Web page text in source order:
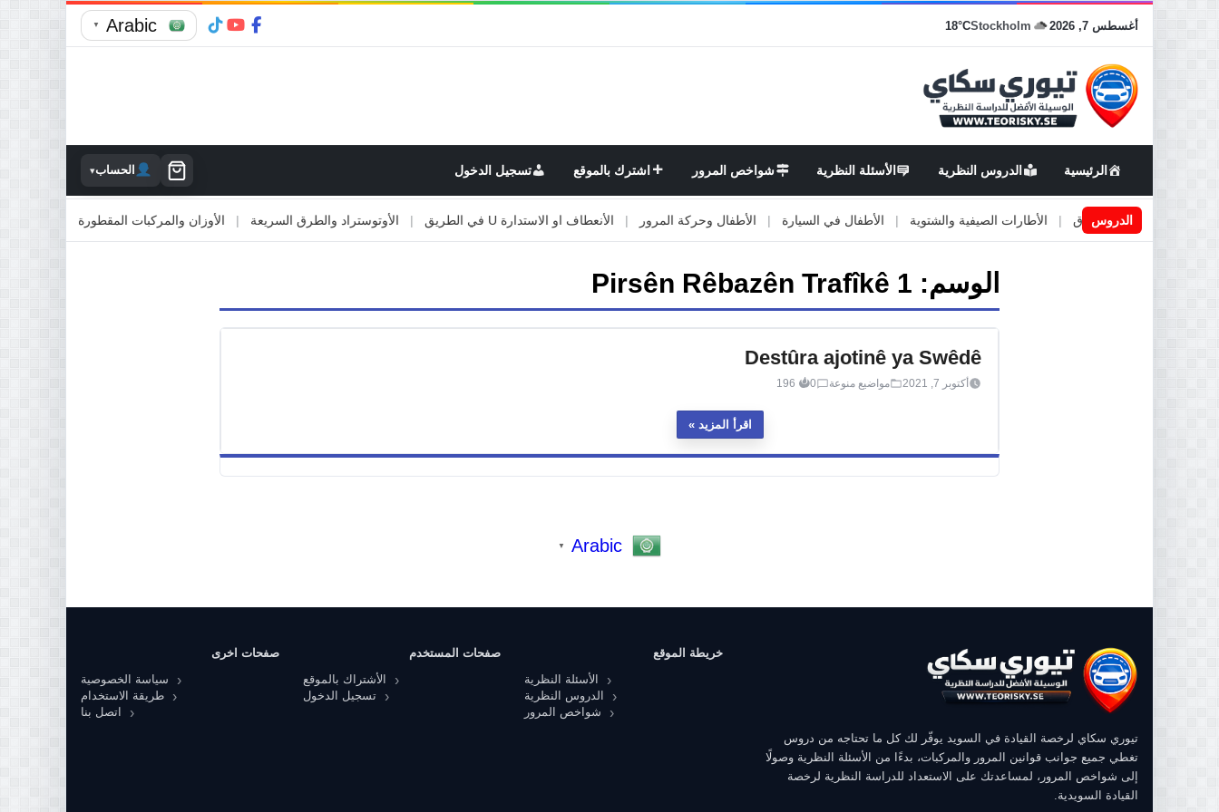
أغسطس 7, 2026 Stockholm
18°C
Arabic
▼
الرئيسية الدروس النظرية الأسئلة النظرية شواخص المرور اشترك بالموقع تسجيل الدخول الحساب▾
الدروس
اعمال او صيانة الطرق الأطارات الصيفية والشتوية | الأطفال في السيارة | الأطفال وحركة المرور الأنعطاف او الاستدارة U في الطريق | الأوتوستراد والطرق السريعة | الأوزان والمركبات المقطورة | الاصطدام
الوسم: Pirsên Rêbazên Trafîkê 1
Destûra ajotinê ya Swêdê
أكتوبر 7, 2021 مواضيع منوعة 0
196
اقرأ المزيد
Arabic
▼
تيوري سكاي لرخصة القيادة في السويد يوفّر لك كل ما تحتاجه من دروس
تغطي جميع جوانب قوانين المرور والمركبات، بدءًا من الأسئلة النظرية وصولًا
إلى شواخص المرور، لمساعدتك على الاستعداد للدراسة النظرية لرخصة
القيادة السويدية.
خريطة الموقع
الأسئلة النظرية
الدروس النظرية
شواخص المرور
صفحات المستخدم
الأشتراك بالموقع
تسجيل الدخول
صفحات اخرى
سياسة الخصوصية
طريقة الاستخدام
اتصل بنا